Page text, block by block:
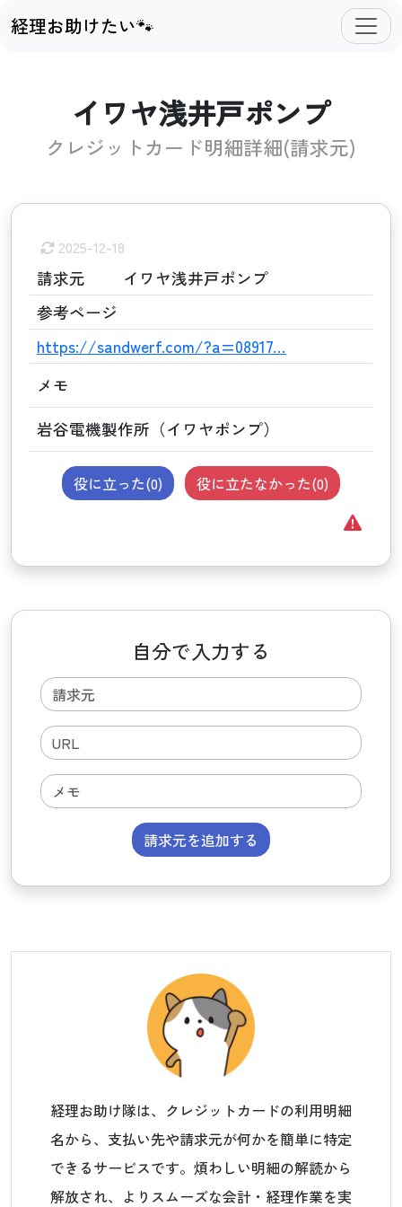
経理お助けたい🐾
イワヤ浅井戸ポンプ
クレジットカード明細詳細(請求元)
2025-12-18
請求元
イワヤ浅井戸ポンプ
参考ページ
https://sandwerf.com/?a=08917…
メモ
岩谷電機製作所（イワヤポンプ）
役に立った(0) 役に立たなかった(0)
自分で入力する
請求元を追加する
経理お助け隊は、クレジットカードの利用明細
名から、支払い先や請求元が何かを簡単に特定
できるサービスです。煩わしい明細の解読から
解放され、よりスムーズな会計・経理作業を実